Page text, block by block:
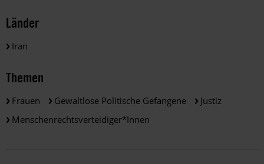
Länder
Iran
Themen
Frauen Gewaltlose Politische Gefangene
Justiz
Menschenrechtsverteidiger*innen